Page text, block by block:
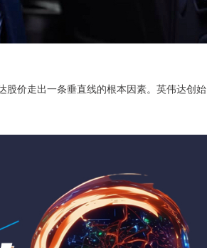
股价走出一条垂直线的根本因素。英伟达创始